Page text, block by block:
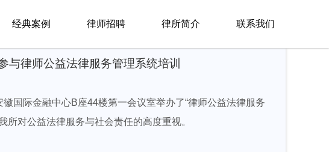
经典案例 律师招聘 律所简介 联系我们
律师公益法律服务管理系统培训
国际金融中心B座44楼第一会议室举办了“律师公益法律服务
对公益法律服务与社会责任的高度重视。